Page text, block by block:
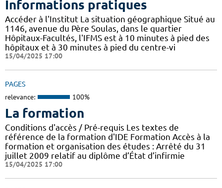
Informations pratiques
Accéder à l'Institut La situation géographique Situé au
1146, avenue du Père Soulas, dans le quartier
Hôpitaux-Facultés, l'IFMS est à 10 minutes à pied des
hôpitaux et à 30 minutes à pied du centre-vi
15/04/2025 17:00
PAGES
relevance: 100%
La formation
Conditions d'accès / Pré-requis Les textes de
référence de la formation d'IDE Formation Accès à la
formation et organisation des études : Arrêté du 31
juillet 2009 relatif au diplôme d’État d’infirmie
15/04/2025 17:00